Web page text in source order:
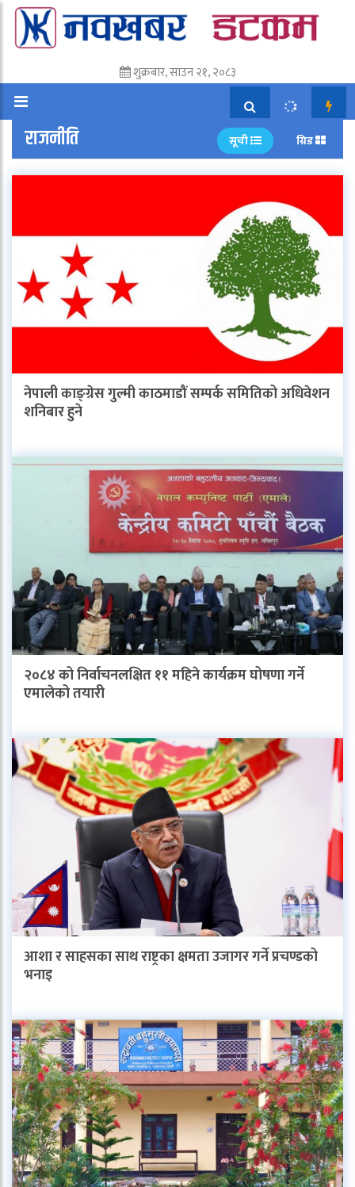
शुक्रबार, साउन २१, २०८३
राजनीति सूची ग्रिड
नेपाली काङ्ग्रेस गुल्मी काठमाडौं सम्पर्क समितिको अधिवेशन
शनिबार हुने
२०८४ को निर्वाचनलक्षित ११ महिने कार्यक्रम घोषणा गर्ने
एमालेको तयारी
आशा र साहसका साथ राष्ट्रका क्षमता उजागर गर्ने प्रचण्डको
भनाइ